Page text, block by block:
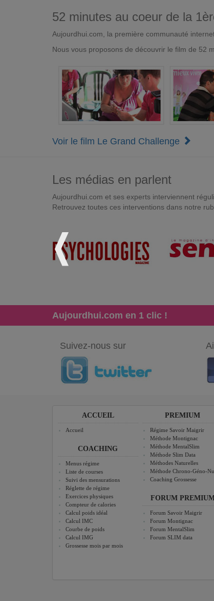
52 minutes au coeur de la
Aujourdhui.com, la première communauté
Nous vous proposons de découvrir le film de 52
Voir le film Le Grand Challenge
Les médias en parlent
Aujourdhui.com et ses experts interviennent
Retrouvez toutes ces interventions dans notre
Aujourdhui.com en 1 clic !
Suivez-nous sur
ACCUEIL
Accueil
COACHING
Menus régime
Liste de courses
Suivi des mensurations
Réglette de régime
Exercices physiques
Compteur de calories
Calcul poids idéal
Calcul IMC
Courbe de poids
Calcul IMG
Grossesse mois par mois
PREMIUM
Régime Savoir Maigrir
Méthode Montignac
Méthode MentalSlim
Méthode Slim Data
Méthodes Naturelles
Méthode Chrono-Géno-
Coaching Grossesse
FORUM
Forum Savoir Maigrir
Forum Montignac
Forum MentalSlim
Forum SLIM data